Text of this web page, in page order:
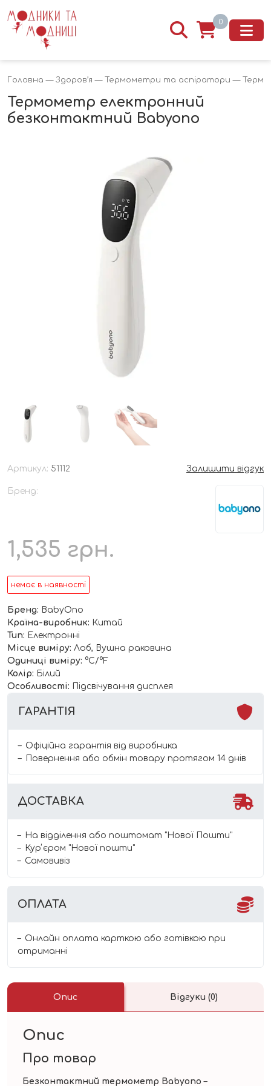
0
Головна — Здоров’я — Термометри та аспіратори —
Термометр електронний
безконтактний Babyono
Артикул: 51112 Залишити відгук
Бренд:
1,535 грн.
немає в наявності
Бренд: BabyOno
Країна-виробник: Китай
Тип: Електронні
Місце виміру: Лоб, Вушна раковина
Одиниці виміру: °С/°F
Колір: Білий
Особливості: Підсвічування дисплея
ГАРАНТІЯ
Офіційна гарантія від виробника
Повернення або обмін товару протягом 14 днів
ДОСТАВКА
На відділення або поштомат "Нової Пошти"
Курʼєром "Нової пошти"
Самовивіз
ОПЛАТА
Онлайн оплата карткою або готівкою при
отриманні
Опис Відгуки (0)
Опис
Про товар
Безконтактний термометр Babyono –